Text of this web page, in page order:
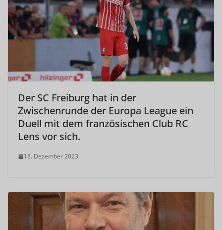
Der SC Freiburg hat in der
Zwischenrunde der Europa League ein
Duell mit dem französischen Club RC
Lens vor sich.
18. Dezember 2023